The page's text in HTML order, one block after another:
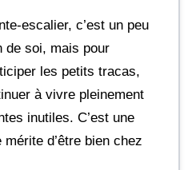
escalier, c’est un peu
de soi, mais pour
les petits tracas,
à vivre pleinement
inutiles. C’est une
d’être bien chez